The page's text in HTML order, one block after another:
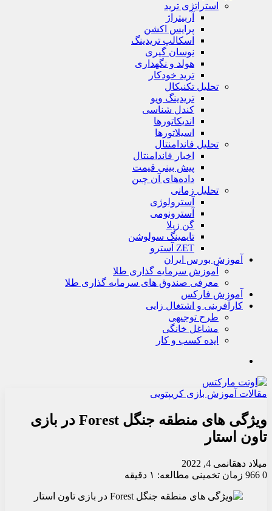
استراتژی‌ ترید
آربیتراژ
پرایس اکشن
اسکالپ تریدینگ
نوسان گیری
هولد و نگهداری
ترید خودکار
تحلیل تکنیکال
تریدینگ ویو
کندل شناسی
اندیکاتورها
اسیلاتورها
تحلیل فاندامنتال
اخبار فاندامنتال
پیش بینی قیمت
داده‌های آن چین
تحلیل زمانی
آسترولوژی
آسترونومی
گن زیلا
تايمينگ سولوشن
ZET آسترو
آموزش بورس ایران
آموزش سرمایه گذاری طلا
معرفی صندوق های سرمایه گذاری طلا
آموزش فارکس
کارآفرینی و اشتغال زایی
طرح توجیهی
مشاغل خانگی
ایده کسب و کار
مقالات آموزش بازی کریپتویی
ویژگی های منطقه جنگل Forest در بازی
تاون استار
میلاد دهقانمی 4, 2022
0
زمان تخمینی مطالعه: ۱ دقیقه